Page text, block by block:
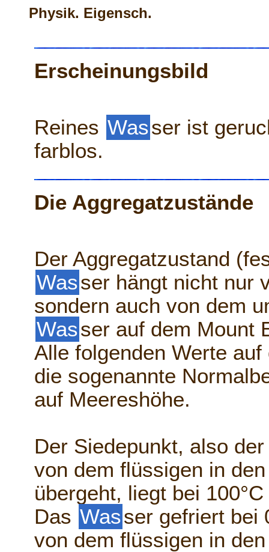
Physik. Eigensch.
Erscheinungsbild
Reines Wasser ist
farblos.
Die Aggregatzustände
Der Aggregatzustand
Wasser hängt nicht nur
sondern auch von dem
Wasser auf dem Mount
Alle folgenden Werte
die sogenannte
auf Meereshöhe.
Der Siedepunkt, also
von dem flüssigen in
übergeht, liegt bei
Das Wasser gefriert bei
von dem flüssigen in